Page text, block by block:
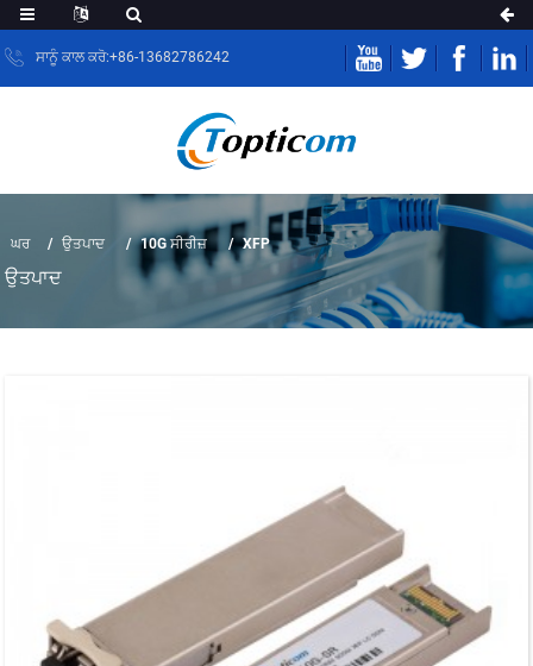
ਸਾਨੂੰ ਕਾਲ ਕਰੋ:+86-13682786242
ਘਰ ਉਤਪਾਦ 10G ਸੀਰੀਜ਼ XFP
ਉਤਪਾਦ